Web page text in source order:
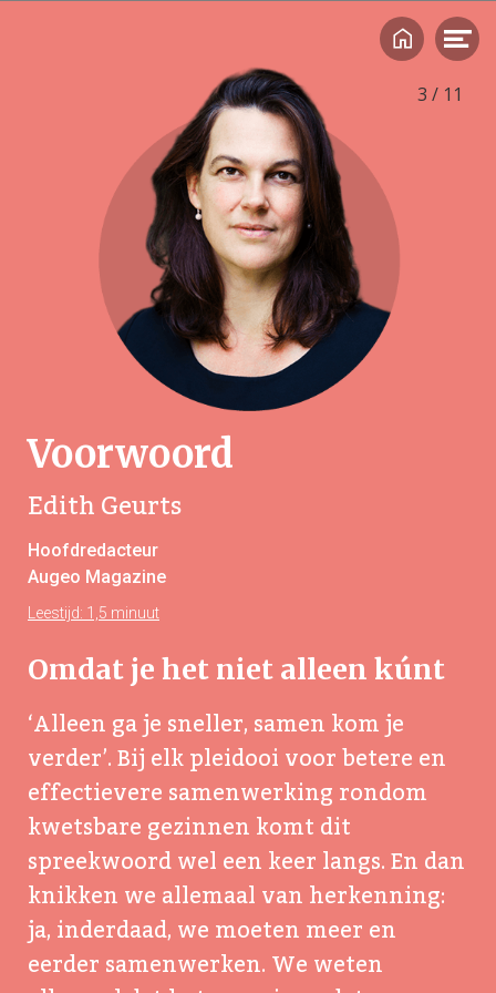
Voorwoord
Edith Geurts
Hoofdredacteur
Augeo Magazine
Leestijd: 1,5 minuut
Omdat je het niet alleen kúnt
‘Alleen ga je sneller, samen kom je
verder’. Bij elk pleidooi voor betere en
effectievere samenwerking rondom
kwetsbare gezinnen komt dit
spreekwoord wel een keer langs. En dan
knikken we allemaal van herkenning:
ja, inderdaad, we moeten meer en
eerder samenwerken. We weten
3 / 11